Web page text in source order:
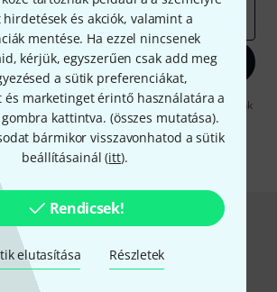
és akciók, valamint a
mentése. Ha ezzel nincsenek
kérjük, egyszerűen csak add meg
a sütik preferenciákat,
és marketinget érintő használatára a
gombra kattintva. (összes mutatása).
bármikor visszavonhatod a sütik
beállításainál (itt).
Rendicsek!
elutasítása Részletek
Bejelentkezés
kattintva elfogadja, hogy e-mailben küldjünk
Bármikor leiratkozhat erről. A hírlevélről további
az data protection guideline-ben talál.
* Kitöltés kötelező
és fizetés